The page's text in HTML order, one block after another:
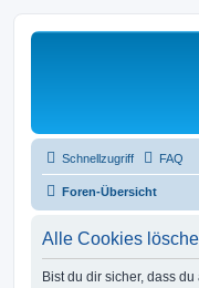
Schnellzugriff FAQ
Foren-Übersicht
Alle Cookies
Bist du dir sicher, dass